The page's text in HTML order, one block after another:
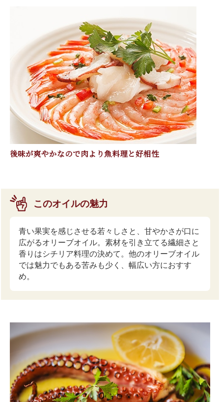
後味が爽やかなので肉より魚料理と好相性
このオイルの魅力
青い果実を感じさせる若々しさと、甘やかさが口に
広がるオリーブオイル。素材を引き立てる繊細さと
香りはシチリア料理の決めて。他のオリーブオイル
では魅力でもある苦みも少く、幅広い方におすす
め。